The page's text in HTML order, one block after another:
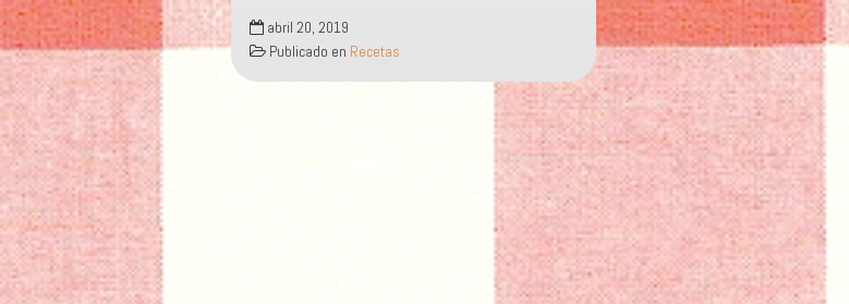
«TAPITAS
DE
PASCUA»
abril 20, 2019
Publicado en Recetas